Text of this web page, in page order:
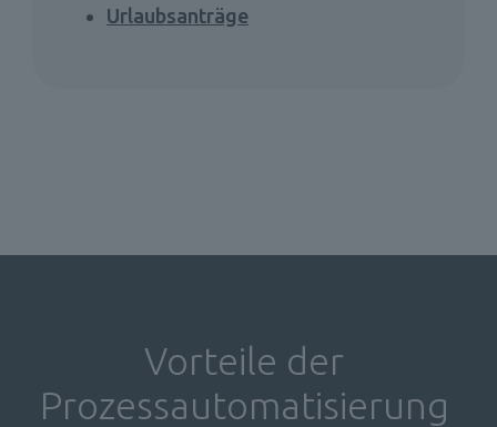
Urlaubsanträge
Vorteile der
Prozessautomatisierung